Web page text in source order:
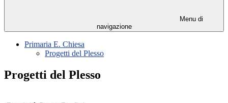
Menu di
navigazione
Primaria E. Chiesa
Progetti del Plesso
Progetti del Plesso